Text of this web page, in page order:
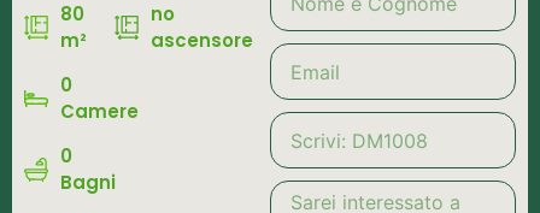
80
m²
0
Camere
0
Bagni
no
ascensore